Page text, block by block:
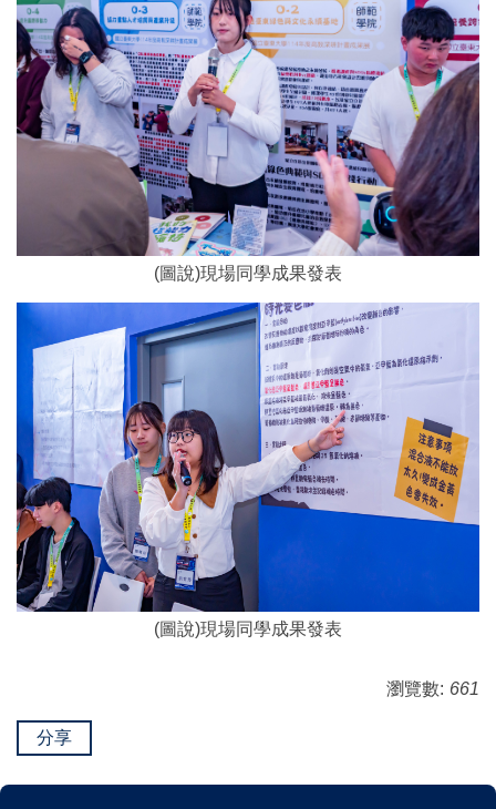
(圖說)現場同學成果發表
(圖說)現場同學成果發表
瀏覽數: 661
分享